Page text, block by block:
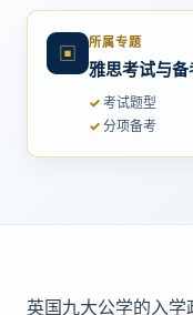
▣ 所属专题
雅思考试与
考试题型
分项备考
英国九大公学的入学